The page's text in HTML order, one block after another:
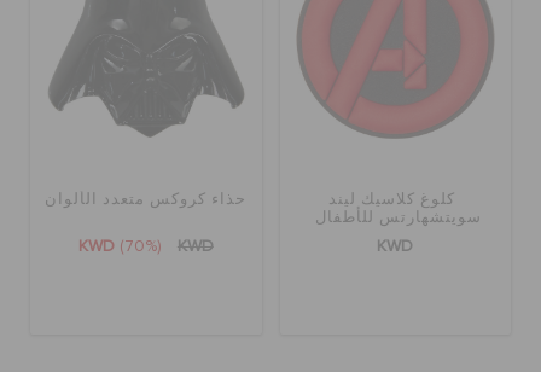
كلوغ كلاسيك ليند
سويتشهارتس للأطفال
KWD
حذاء كروكس متعدد الألوان
KWD (70%) KWD